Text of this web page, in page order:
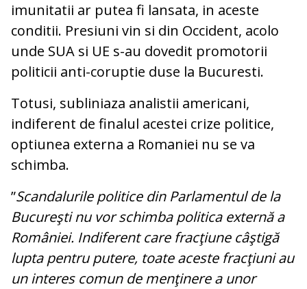
imunitatii ar putea fi lansata, in aceste
conditii. Presiuni vin si din Occident, acolo
unde SUA si UE s-au dovedit promotorii
politicii anti-coruptie duse la Bucuresti.
Totusi, subliniaza analistii americani,
indiferent de finalul acestei crize politice,
optiunea externa a Romaniei nu se va
schimba.
”Scandalurile politice din Parlamentul de la
Bucureşti nu vor schimba politica externă a
României. Indiferent care fracţiune câştigă
lupta pentru putere, toate aceste fracţiuni au
un interes comun de menţinere a unor